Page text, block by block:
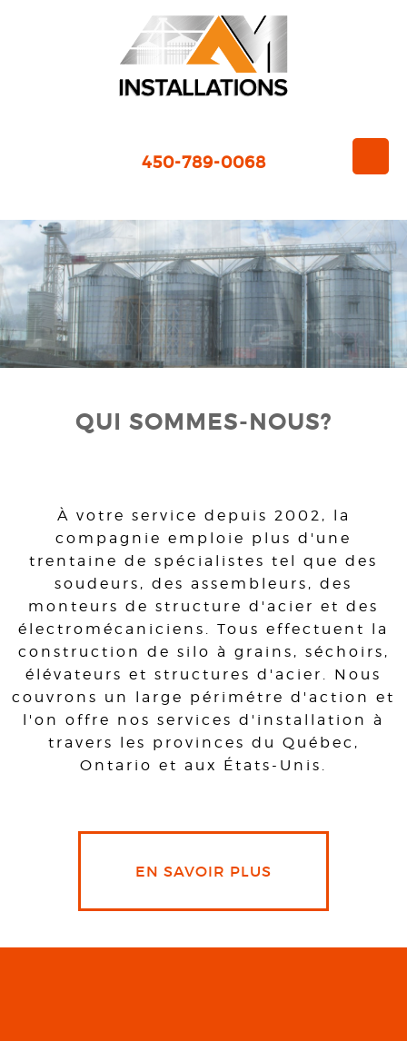
450-789-0068
QUI SOMMES-NOUS?
À votre service depuis 2002, la
compagnie emploie plus d'une
trentaine de spécialistes tel que des
soudeurs, des assembleurs, des
monteurs de structure d'acier et des
électromécaniciens. Tous effectuent la
construction de silo à grains, séchoirs,
élévateurs et structures d'acier. Nous
couvrons un large périmétre d'action et
l'on offre nos services d'installation à
travers les provinces du Québec,
Ontario et aux États-Unis.
EN SAVOIR PLUS